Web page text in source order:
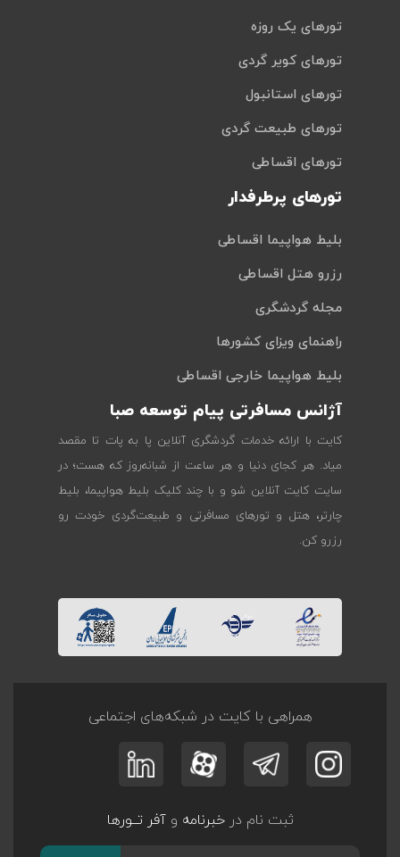
تورهای یک روزه
تورهای کویر گردی
تورهای استانبول
تورهای طبیعت گردی
تورهای اقساطی
تورهای پرطرفدار
بلیط هواپیما اقساطی
رزرو هتل اقساطی
مجله گردشگری
راهنمای ویزای کشورها
بلیط هواپیما خارجی اقساطی
آژانس مسافرتی پیام توسعه صبا
کایت با ارائه خدمات گردشگری آنلاین پا به پات تا مقصد
میاد. هر کجای دنیا و هر ساعت از شبانه‌روز که هست؛ در
سایت کایت آنلاین شو و با چند کلیک بلیط هواپیما، بلیط
چارتر، هتل و تورهای مسافرتی و طبیعت‌گردی خودت رو
رزرو کن.
همراهی با کایت در شبکه‌های اجتماعی
ثبت نام درخبرنامه وآفر تــورها